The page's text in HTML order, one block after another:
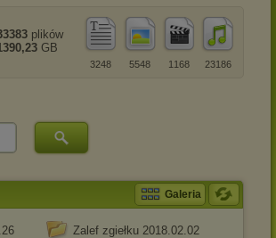
23186
1168
5548
3248
plików
GB
Galeria
Zalef zgiełku 2018.02.02